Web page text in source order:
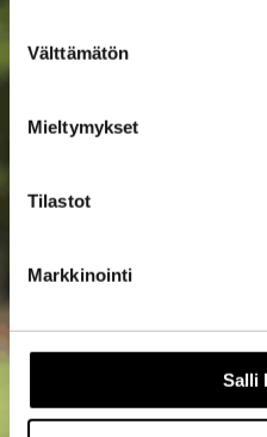
valinta
Välttämätön
Mieltymykset
Tilastot
Markkinointi
Salli